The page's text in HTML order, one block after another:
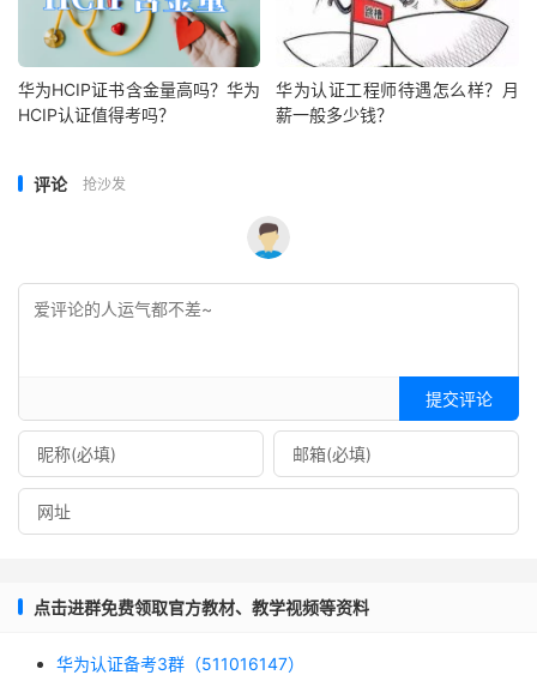
华为HCIP证书含金量高吗？华为
HCIP认证值得考吗？
华为认证工程师待遇怎么样？月
薪一般多少钱？
评论 抢沙发
提交评论
点击进群免费领取官方教材、教学视频等资料
华为认证备考3群（511016147）